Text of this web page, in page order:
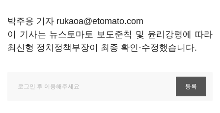
박주용 기자 rukaoa@etomato.com
이 기사는 뉴스토마토 보도준칙 및 윤리강령에 따라
최신형 정치정책부장이 최종 확인·수정했습니다.